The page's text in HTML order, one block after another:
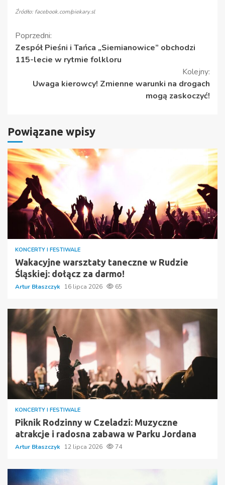
Źródło: facebook.com/piekary.sl
Kontynuuj
czytanie
Poprzedni:
Zespół Pieśni i Tańca „Siemianowice” obchodzi
115-lecie w rytmie folkloru
Kolejny:
Uwaga kierowcy! Zmienne warunki na drogach
mogą zaskoczyć!
Powiązane wpisy
KONCERTY I FESTIWALE
Wakacyjne warsztaty taneczne w Rudzie
Śląskiej: dołącz za darmo!
Artur Błaszczyk 16 lipca 2026 65
KONCERTY I FESTIWALE
Piknik Rodzinny w Czeladzi: Muzyczne
atrakcje i radosna zabawa w Parku Jordana
Artur Błaszczyk 12 lipca 2026 74